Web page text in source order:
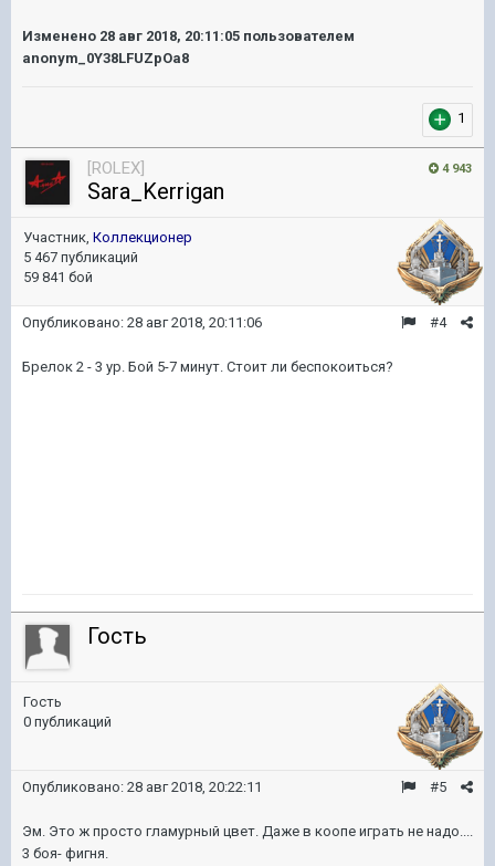
Изменено 28 авг 2018, 20:11:05 пользователем
anonym_0Y38LFUZpOa8
1
4 943
[ROLEX]
Sara_Kerrigan
Участник, Коллекционер
5 467 публикаций
59 841 бой
#4
Опубликовано: 28 авг 2018, 20:11:06
Брелок 2 - 3 ур. Бой 5-7 минут. Стоит ли беспокоиться?
Гость
Гость
0 публикаций
#5
Опубликовано: 28 авг 2018, 20:22:11
Эм. Это ж просто гламурный цвет. Даже в коопе играть не надо....
3 боя- фигня.